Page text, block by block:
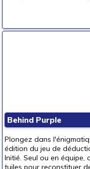
Behind Purple
Plongez dans
édition du jeu de
Initié. Seul ou en équipe,
tuiles pour reconstituer